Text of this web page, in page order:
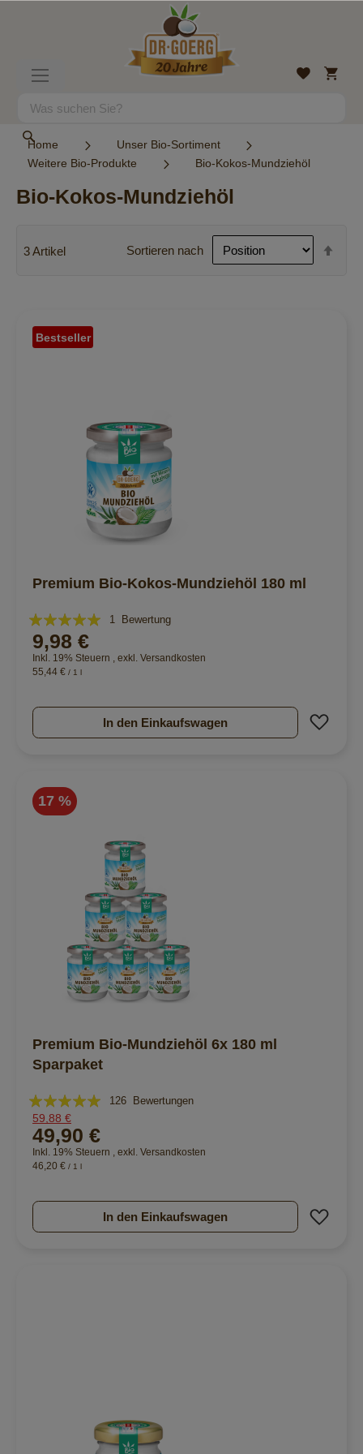
Suche
Wunschliste
Mein
Home
Unser Bio-Sortiment
Weitere Bio-Produkte
Bio-Kokos-Mundziehöl
Bio-Kokos-Mundziehöl
3Artikel Sortieren nach
Bestseller
Premium Bio-Kokos-Mundziehöl 180 ml
Bewertung:
100%
1 Bewertung
9,98 €
Inkl. 19% Steuern , exkl. Versandkosten
55,44 € / 1 l
In den Einkaufswagen
17 %
Premium Bio-Mundziehöl 6x 180 ml
Sparpaket
Bewertung:
96%
126 Bewertungen
59,88 €
49,90 €
Inkl. 19% Steuern , exkl. Versandkosten
46,20 € / 1 l
In den Einkaufswagen